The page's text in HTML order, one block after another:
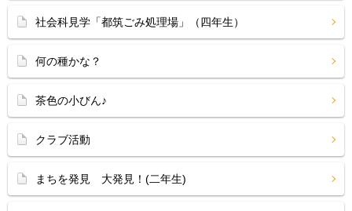
社会科見学「都筑ごみ処理場」（四年生）
何の種かな？
茶色の小びん♪
クラブ活動
まちを発見 大発見！(二年生)